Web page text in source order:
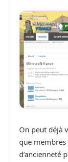
On peut déjà
que
d’ancienneté